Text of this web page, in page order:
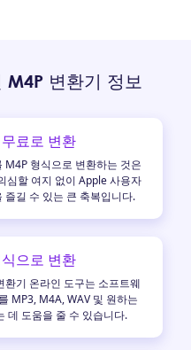
변환기 정보
료로 변환
형식으로 변환하는 것은
심할 여지 없이 Apple 사용자
즐길 수 있는 큰 축복입니다.
으로 변환
기 온라인 도구는 소프트웨
MP3, M4A, WAV 및 원하는
데 도움을 줄 수 있습니다.